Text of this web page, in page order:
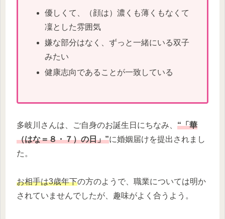
優しくて、（顔は）濃くも薄くもなくて
凜とした雰囲気
嫌な部分はなく、ずっと一緒にいる双子
みたい
健康志向であることが一致している
多岐川さんは、ご自身のお誕生日にちなみ、 “「華
（はな＝８・７）の日」”に婚姻届けを提出されまし
た。
お相手は3歳年下の方のようで、職業については明か
されていませんでしたが、趣味がよく合うよう。